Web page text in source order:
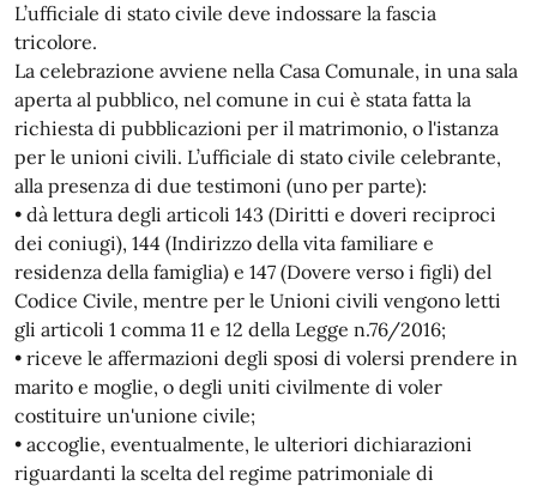
L’ufficiale di stato civile deve indossare la fascia
tricolore.
La celebrazione avviene nella Casa Comunale, in una sala
aperta al pubblico, nel comune in cui è stata fatta la
richiesta di pubblicazioni per il matrimonio, o l'istanza
per le unioni civili. L’ufficiale di stato civile celebrante,
alla presenza di due testimoni (uno per parte):
• dà lettura degli articoli 143 (Diritti e doveri reciproci
dei coniugi), 144 (Indirizzo della vita familiare e
residenza della famiglia) e 147 (Dovere verso i figli) del
Codice Civile, mentre per le Unioni civili vengono letti
gli articoli 1 comma 11 e 12 della Legge n.76/2016;
• riceve le affermazioni degli sposi di volersi prendere in
marito e moglie, o degli uniti civilmente di voler
costituire un'unione civile;
• accoglie, eventualmente, le ulteriori dichiarazioni
riguardanti la scelta del regime patrimoniale di